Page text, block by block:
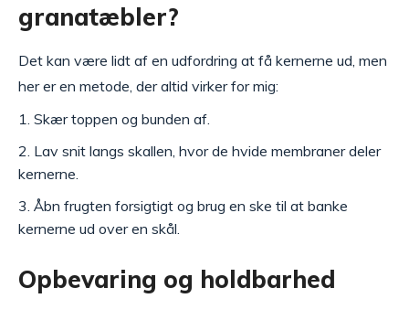
granatæbler?
Det kan være lidt af en udfordring at få kernerne ud, men
her er en metode, der altid virker for mig:
Skær toppen og bunden af.
Lav snit langs skallen, hvor de hvide membraner deler
kernerne.
Åbn frugten forsigtigt og brug en ske til at banke
kernerne ud over en skål.
Opbevaring og holdbarhed